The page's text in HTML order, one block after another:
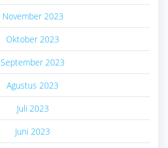
November 2023
Oktober 2023
September 2023
Agustus 2023
Juli 2023
Juni 2023